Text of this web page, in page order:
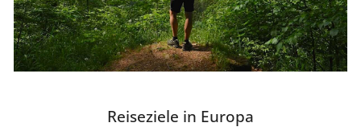
Reiseziele in Europa